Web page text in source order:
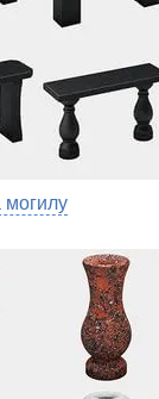
могилу